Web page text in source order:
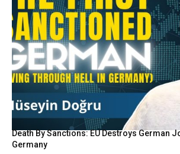
Death By Sanctions: EU Destroys German
Germany